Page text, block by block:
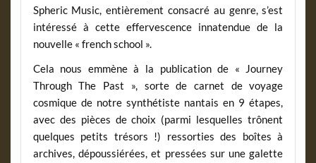
Spheric Music, entièrement consacré au genre, s’est
intéressé à cette effervescence innatendue de la
nouvelle « french school ».
Cela nous emmène à la publication de « Journey
Through The Past », sorte de carnet de voyage
cosmique de notre synthétiste nantais en 9 étapes,
avec des pièces de choix (parmi lesquelles trônent
quelques petits trésors !) ressorties des boîtes à
archives, dépoussiérées, et pressées sur une galette